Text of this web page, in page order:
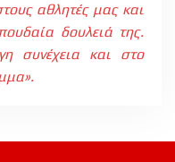
αθλητές μας και
δουλειά της.
συνέχεια και στο